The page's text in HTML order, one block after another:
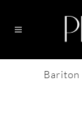
Bariton